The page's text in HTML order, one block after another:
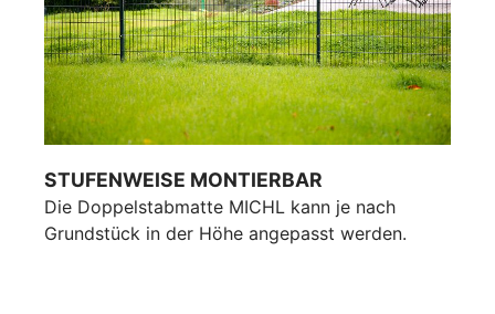
STUFENWEISE MONTIERBAR
Die Doppelstabmatte MICHL kann je nach
Grundstück in der Höhe angepasst werden.